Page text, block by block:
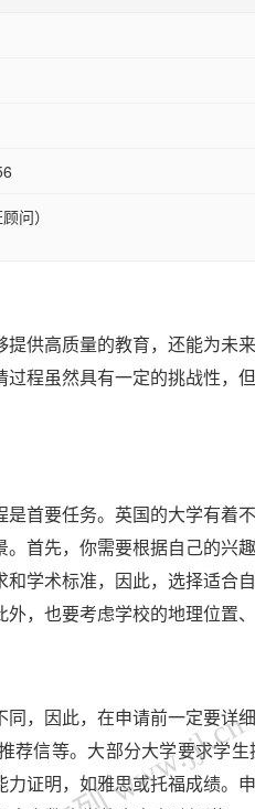
问）
供高质量的教育，还能为未
程虽然具有一定的挑战性，
首要任务。英国的大学有着
首先，你需要根据自己的兴
学术标准，因此，选择适合
，也要考虑学校的地理位置
，因此，在申请前一定要详
荐信等。大部分大学要求学
证明，如雅思或托福成绩。